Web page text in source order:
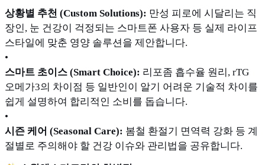
상황별 추천 (Custom Solutions): 만성 피로에 시달리는 직
장인, 눈 건강이 걱정되는 스마트폰 사용자 등 실제 라이프
스타일에 맞춘 영양 솔루션을 제안합니다.
•
스마트 초이스 (Smart Choice): 리포좀 흡수율 원리, rTG
오메가3의 차이점 등 일반인이 알기 어려운 기술적 차이를
쉽게 설명하여 합리적인 소비를 돕습니다.
•
시즌 케어 (Seasonal Care): 봄철 환절기 면역력 강화 등 계
절별로 주의해야 할 건강 이슈와 관리법을 공유합니다.